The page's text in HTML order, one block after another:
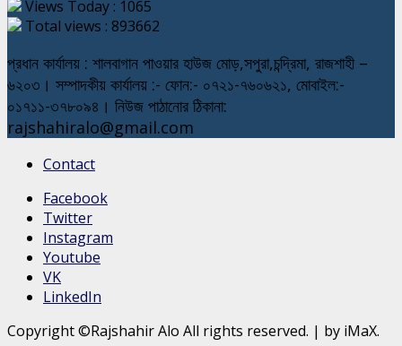
Views Today : 1065
Total views : 893662
প্রধান কার্যালয় : শালবাগান পাওয়ার হাউজ মোড়,সপুরা,চন্দ্রিমা, রাজশাহী –
৬২০৩। সম্পাদকীয় কার্যালয় :- ফোন:- ০৭২১-৭৬০৬২১, মোবাইল:-
০১৭১১-৩৭৮০৯৪। নিউজ পাঠানোর ঠিকানা:
rajshahiralo@gmail.com
Contact
Facebook
Twitter
Instagram
Youtube
VK
LinkedIn
Copyright ©Rajshahir Alo All rights reserved. | by iMaX.